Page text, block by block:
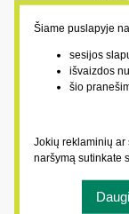
Šiame puslapyje
sesijos
išvaizdos
šio
Jokių reklaminių ar
naršymą sutinkate